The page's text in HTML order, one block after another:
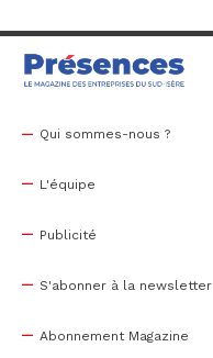
Qui sommes-nous ?
L'équipe
Publicité
S'abonner à la newsletter
Abonnement Magazine